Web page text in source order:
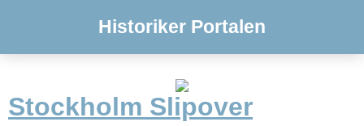
Historiker Portalen
Stockholm Slipover